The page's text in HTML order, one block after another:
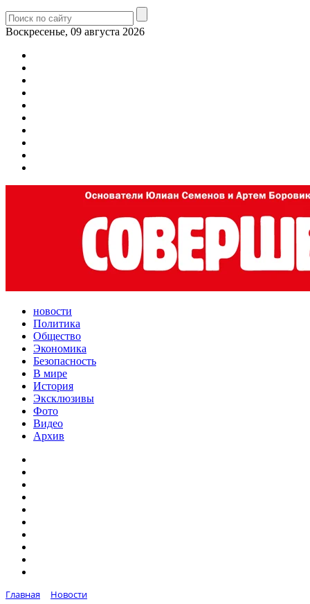
Воскресенье, 09 августа 2026
новости
Политика
Общество
Экономика
Безопасность
В мире
История
Эксклюзивы
Фото
Видео
Архив
Главная
Новости